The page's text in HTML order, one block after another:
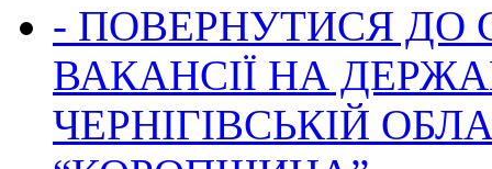
- ПОВЕРНУТИСЯ ДО
ВАКАНСІЇ НА
ЧЕРНІГІВСЬКІЙ